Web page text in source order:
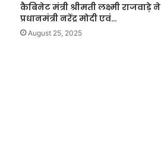
कैबिनेट मंत्री श्रीमती लक्ष्मी राजवाड़े ने
प्रधानमंत्री नरेंद्र मोदी एवं…
August 25, 2025